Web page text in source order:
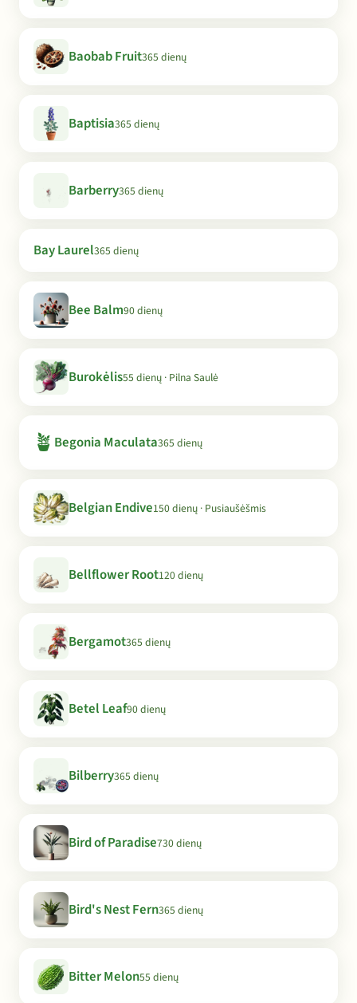
Baobab Fruit365 dienų
Baptisia365 dienų
Barberry365 dienų
Bay Laurel365 dienų
Bee Balm90 dienų
Burokėlis55 dienų · Pilna Saulė
🪴 Begonia Maculata365 dienų
Belgian Endive150 dienų · Pusiaušėšmis
Bellflower Root120 dienų
Bergamot365 dienų
Betel Leaf90 dienų
Bilberry365 dienų
Bird of Paradise730 dienų
Bird's Nest Fern365 dienų
Bitter Melon55 dienų